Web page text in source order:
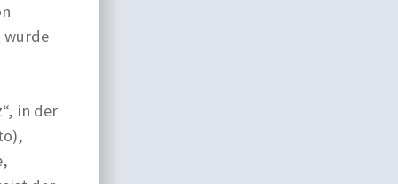
wurde
in der